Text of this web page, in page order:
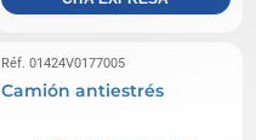
Réf. 01424V0177005
Camión antiestrés